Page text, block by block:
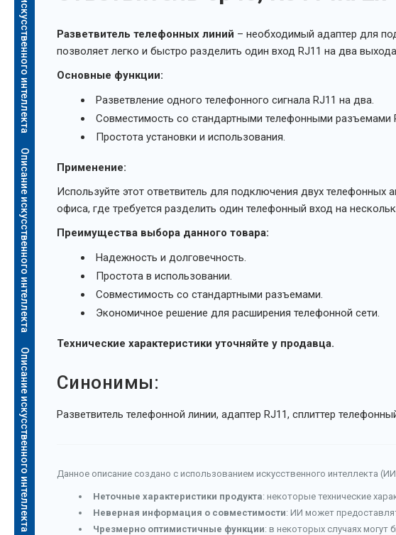
Описание искусственного интеллекта
Описание искусственного интеллекта
Описание искусственного интеллекта
Разветвитель телефонных линий – необходимый адаптер для
позволяет легко и быстро разделить один вход RJ11 на два выхода
Основные функции:
Разветвление одного телефонного сигнала RJ11 на два.
Совместимость со стандартными телефонными разъемами
Простота установки и использования.
Применение:
Используйте этот ответвитель для подключения двух
офиса, где требуется разделить один телефонный вход на
Преимущества выбора данного товара:
Надежность и долговечность.
Простота в использовании.
Совместимость со стандартными разъемами.
Экономичное решение для расширения телефонной сети.
Технические характеристики уточняйте у продавца.
Синонимы:
Разветвитель телефонной линии, адаптер RJ11, сплиттер
Данное описание создано с использованием искусственного интеллекта
Неточные характеристики продукта: некоторые технические
Неверная информация о совместимости: ИИ может
Чрезмерно оптимистичные функции: в некоторых случаях могут